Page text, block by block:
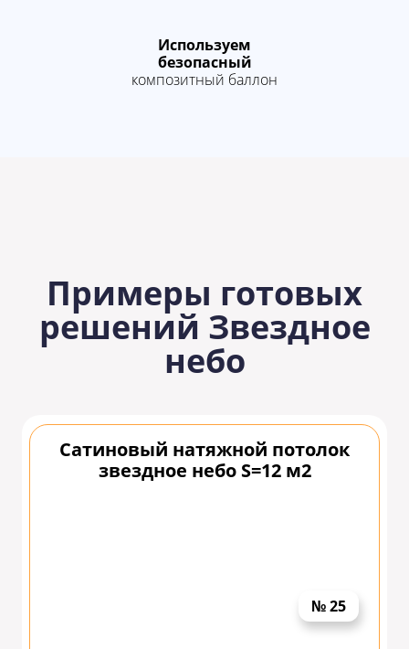
Используем
безопасный
композитный баллон
Примеры готовых
решений Звездное
небо
Сатиновый натяжной потолок
звездное небо S=12 м2
№ 25